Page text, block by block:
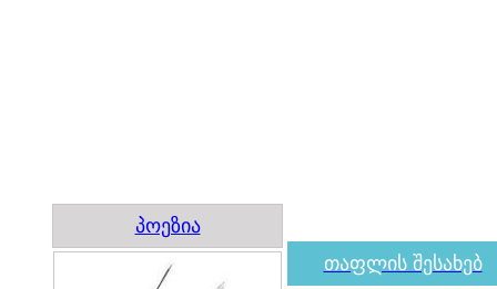
პოეზია
თაფლის შესახებ